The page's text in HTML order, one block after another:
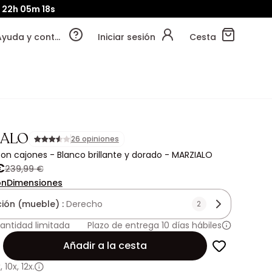
22h 05m 17s
Ayuda y contacto Iniciar sesión Cesta
26 opiniones
cajones - Blanco brillante y dorado - MARZIALO
239,99 €
Dimensiones
(mueble) : Derecho 2
limitada Plazo de entrega 10 días hábiles
Añadir a la cesta
, 10x, 12x.